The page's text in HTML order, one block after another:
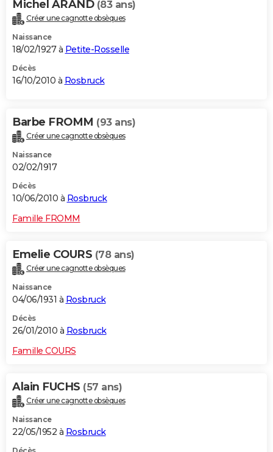
Michel ARAND (83 ans)
Créer une cagnotte obsèques
Naissance
18/02/1927 à Petite-Rosselle
Décès
16/10/2010 à Rosbruck
Barbe FROMM (93 ans)
Créer une cagnotte obsèques
Naissance
02/02/1917
Décès
10/06/2010 à Rosbruck
Famille FROMM
Emelie COURS (78 ans)
Créer une cagnotte obsèques
Naissance
04/06/1931 à Rosbruck
Décès
26/01/2010 à Rosbruck
Famille COURS
Alain FUCHS (57 ans)
Créer une cagnotte obsèques
Naissance
22/05/1952 à Rosbruck
Décès